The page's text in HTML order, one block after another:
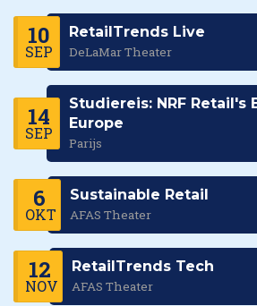
10
SEP
RetailTrends Live
DeLaMar Theater
14
SEP
Studiereis: NRF Retail's
Europe
Parijs
6
OKT
Sustainable Retail
AFAS Theater
12
NOV
RetailTrends Tech
AFAS Theater